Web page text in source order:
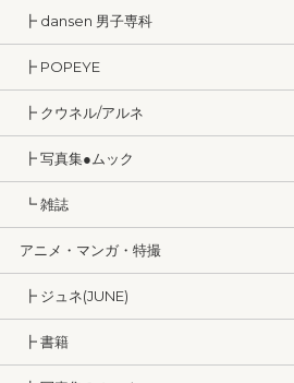
┣ dansen 男子専科
┣ POPEYE
┣ クウネル/アルネ
┣ 写真集●ムック
┗ 雑誌
アニメ・マンガ・特撮
┣ ジュネ(JUNE)
┣ 書籍